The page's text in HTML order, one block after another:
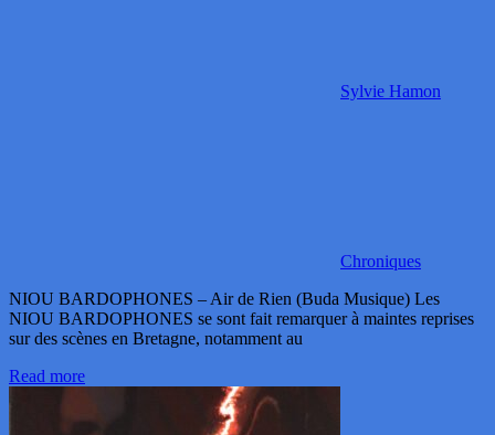
Sylvie Hamon
Chroniques
NIOU BARDOPHONES – Air de Rien (Buda Musique) Les
NIOU BARDOPHONES se sont fait remarquer à maintes reprises
sur des scènes en Bretagne, notamment au
Read more